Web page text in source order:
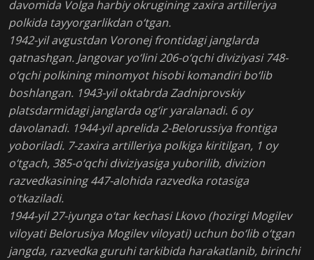
davomida Volga harbiy okrugining zaxira artilleriya
polkida tayyorgarlikdan o‘tgan.
1942-yil avgustdan Voronej frontidagi janglarda
qatnashgan. Jangovar yo‘lini 206-o‘qchi diviziyasi 748-
o‘qchi polkining minomyot hisobi komandiri bo‘lib
boshlangan. 1943-yil oktabrda Zadniprovskiy
platsdarmidagi janglarda og‘ir yaralanadi. 6 oy
davolanadi. 1944-yil aprelida 2-Belorussiya frontiga
yoboriladi. 7-zaxira artilleriya polkiga kiritilgan, 1 oy
o‘tgach, 385-o‘qchi diviziyasiga yuborilib, divizion
razvedkasining 447-alohida razvedka rotasiga
o‘tkaziladi.
1944-yil 27-iyunga o‘tar kechasi Lkovo (hozirgi Mogilev
viloyati Belorusiya Mogilev viloyati) uchun bo‘lib o‘tgan
jangda, razvedka guruhi tarkibida harakatlanib, birinchi